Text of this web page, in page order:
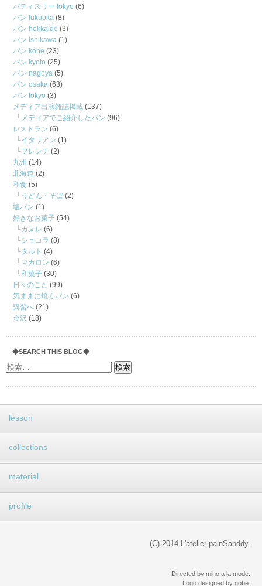
パティスリー tokyo (6)
パン fukuoka (8)
パン hokkaido (3)
パン ishikawa (1)
パン kobe (23)
パン kyoto (25)
パン nagoya (5)
パン osaka (63)
パン tokyo (3)
メディア出演雑誌掲載 (137)
メディアでご紹介したパン (96)
レストラン (6)
イタリアン (1)
フレンチ (2)
九州 (14)
北海道 (2)
和食 (5)
うどん・そば (2)
塩パン (1)
好きなお菓子 (54)
カヌレ (6)
ショコラ (8)
タルト (4)
マカロン (6)
和菓子 (30)
日々のこと (99)
気ままに焼くパン (6)
講習へ (21)
金沢 (18)
◆SEARCH THIS BLOG◆
lesson
collections
material
profile
(C) 2014 L'atelier painSanddy.
Directed by miho a la mode.
Logo designed by gobe.